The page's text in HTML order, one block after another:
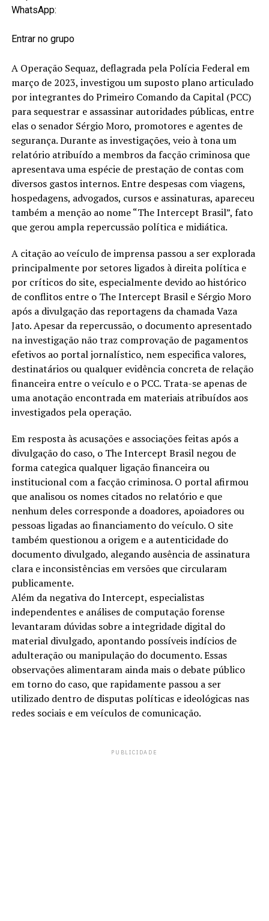
WhatsApp:
Entrar no grupo
A Operação Sequaz, deflagrada pela Polícia Federal em
março de 2023, investigou um suposto plano articulado
por integrantes do Primeiro Comando da Capital (PCC)
para sequestrar e assassinar autoridades públicas, entre
elas o senador Sérgio Moro, promotores e agentes de
segurança. Durante as investigações, veio à tona um
relatório atribuído a membros da facção criminosa que
apresentava uma espécie de prestação de contas com
diversos gastos internos. Entre despesas com viagens,
hospedagens, advogados, cursos e assinaturas, apareceu
também a menção ao nome “The Intercept Brasil”, fato
que gerou ampla repercussão política e midiática.
A citação ao veículo de imprensa passou a ser explorada
principalmente por setores ligados à direita política e
por críticos do site, especialmente devido ao histórico
de conflitos entre o The Intercept Brasil e Sérgio Moro
após a divulgação das reportagens da chamada Vaza
Jato. Apesar da repercussão, o documento apresentado
na investigação não traz comprovação de pagamentos
efetivos ao portal jornalístico, nem especifica valores,
destinatários ou qualquer evidência concreta de relação
financeira entre o veículo e o PCC. Trata-se apenas de
uma anotação encontrada em materiais atribuídos aos
investigados pela operação.
Em resposta às acusações e associações feitas após a
divulgação do caso, o The Intercept Brasil negou de
forma categica qualquer ligação financeira ou
institucional com a facção criminosa. O portal afirmou
que analisou os nomes citados no relatório e que
nenhum deles corresponde a doadores, apoiadores ou
pessoas ligadas ao financiamento do veículo. O site
também questionou a origem e a autenticidade do
documento divulgado, alegando ausência de assinatura
clara e inconsistências em versões que circularam
publicamente.
Além da negativa do Intercept, especialistas
independentes e análises de computação forense
levantaram dúvidas sobre a integridade digital do
material divulgado, apontando possíveis indícios de
adulteração ou manipulação do documento. Essas
observações alimentaram ainda mais o debate público
em torno do caso, que rapidamente passou a ser
utilizado dentro de disputas políticas e ideológicas nas
redes sociais e em veículos de comunicação.
PUBLICIDADE